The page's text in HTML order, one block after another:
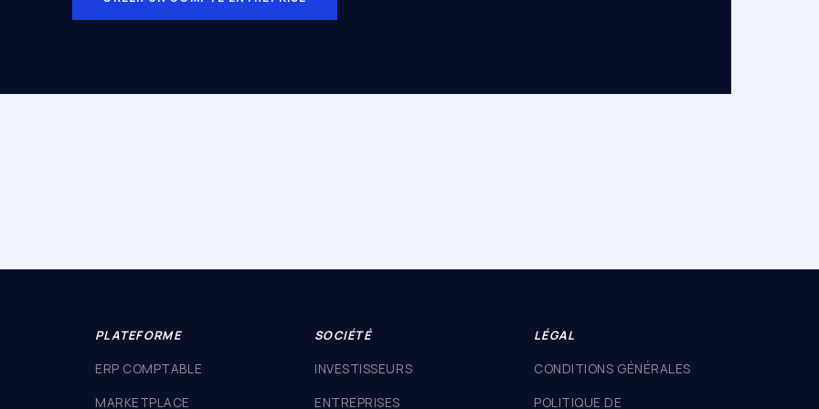
PLATEFORME
ERP COMPTABLE
MARKETPLACE
SOCIÉTÉ
INVESTISSEURS
ENTREPRISES
LÉGAL
CONDITIONS GÉNÉRALES
POLITIQUE DE